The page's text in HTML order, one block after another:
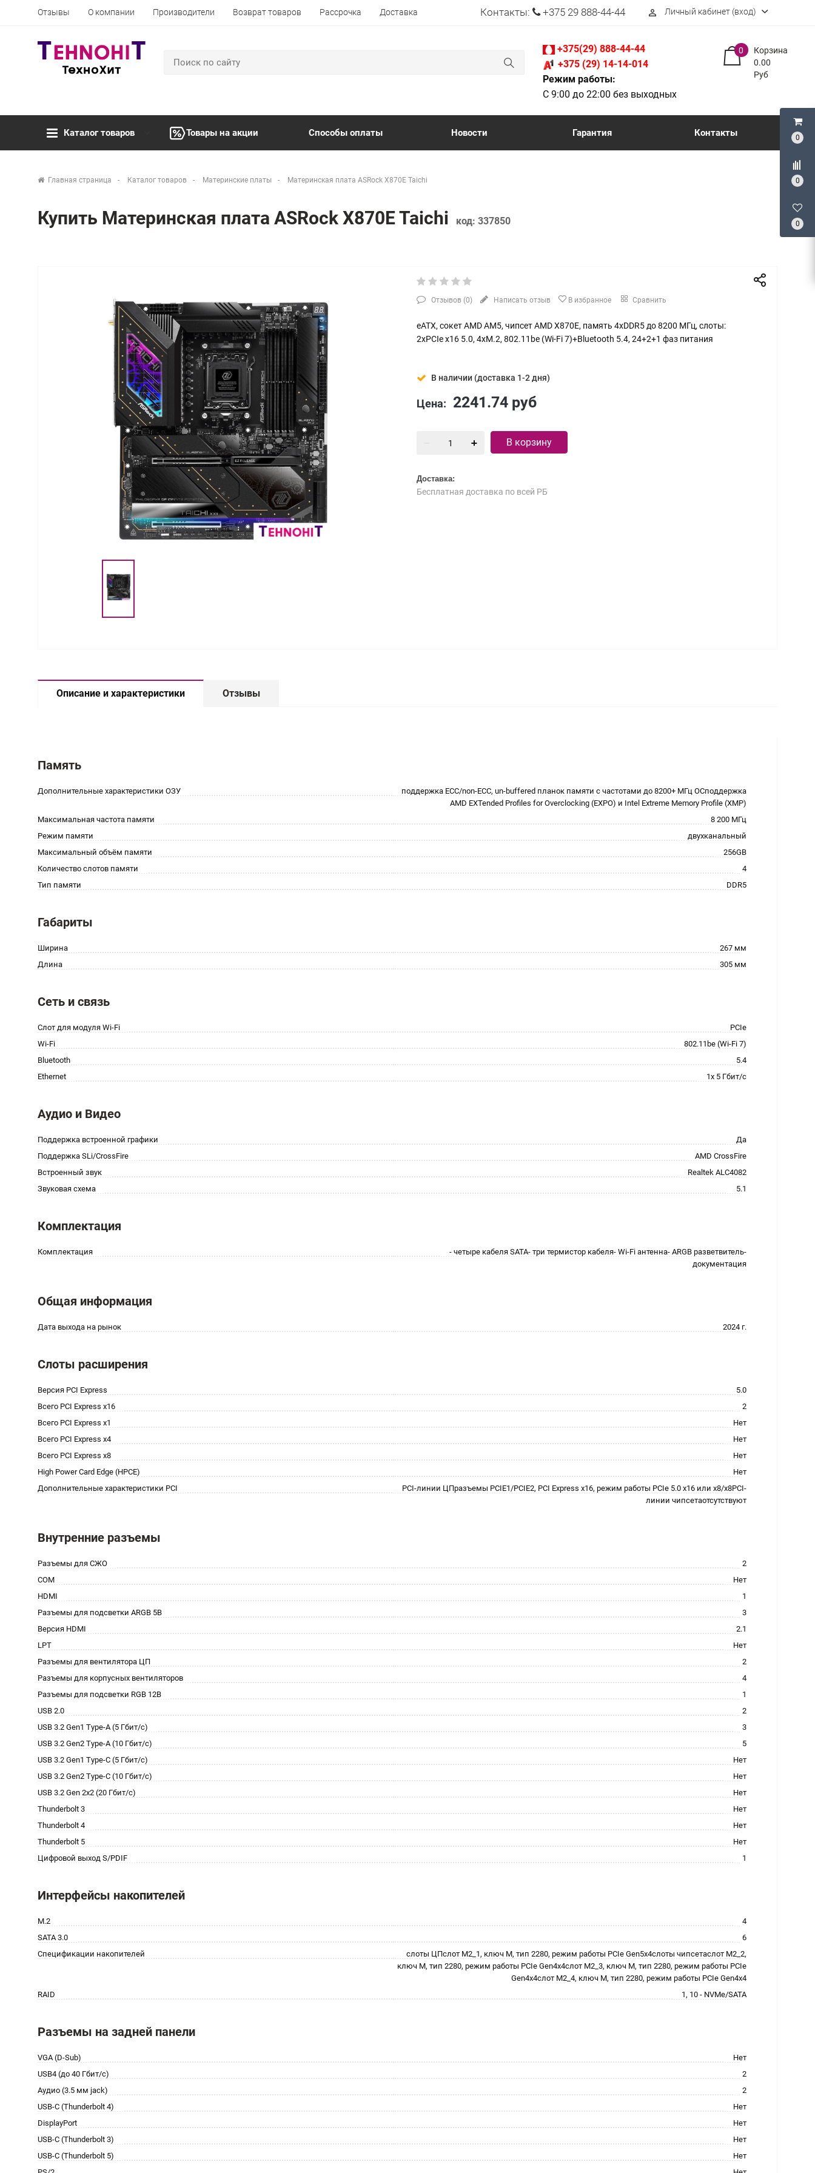
0
0
0
Отзывы О компании Производители Возврат товаров Рассрочка Доставка Контакты: +375 29 888-44-44 perm_identity Личный кабинет (вход)
+375(29) 888-44-44
+375 (29) 14-14-014
Режим работы:
С 9:00 до 22:00 без выходных
Корзина
0
0.00
Руб
Каталог товаров Товары на акции Способы оплаты Новости Гарантия Контакты
Главная страница Каталог товаров Материнские платы Материнская плата ASRock X870E Taichi
Купить Материнская плата ASRock X870E Taichi код: 337850
Отзывов (0) Написать отзыв В избранное Сравнить
eATX, сокет AMD AM5, чипсет AMD X870E, память 4xDDR5 до 8200 МГц, слоты:
2xPCIe x16 5.0, 4xM.2, 802.11be (Wi-Fi 7)+Bluetooth 5.4, 24+2+1 фаз питания
В наличии (доставка 1-2 дня)
Цена: 2241.74 руб
В корзину
Доставка:
Бесплатная доставка по всей РБ
Описание и характеристики Отзывы
Память
Дополнительные характеристики ОЗУ
поддержка ECC/non-ECC, un-buffered планок памяти с частотами до 8200+ МГц OCподдержка
AMD EXTended Profiles for Overclocking (EXPO) и Intel Extreme Memory Profile (XMP)
Максимальная частота памяти
8 200 МГц
Режим памяти
двухканальный
Максимальный объём памяти
256GB
Количество слотов памяти
4
Тип памяти
DDR5
Габариты
Ширина
267 мм
Длина
305 мм
Сеть и связь
Слот для модуля Wi-Fi
PCIe
Wi-Fi
802.11be (Wi-Fi 7)
Bluetooth
5.4
Ethernet
1x 5 Гбит/с
Аудио и Видео
Поддержка встроенной графики
Да
Поддержка SLi/CrossFire
AMD CrossFire
Встроенный звук
Realtek ALC4082
Звуковая схема
5.1
Комплектация
Комплектация
- четыре кабеля SATA- три термистор кабеля- Wi-Fi антенна- ARGB разветвитель-
документация
Общая информация
Дата выхода на рынок 2024 г.
Слоты расширения
Версия PCI Express
5.0
Всего PCI Express x16
2
Всего PCI Express x1
Нет
Всего PCI Express x4
Нет
Всего PCI Express x8
Нет
High Power Card Edge (HPCE)
Нет
Дополнительные характеристики PCI
PCI-линии ЦПразъемы PCIE1/PCIE2, PCI Express x16, режим работы PCIe 5.0 x16 или x8/x8PCI-
линии чипсетаотсутствуют
Внутренние разъемы
Разъемы для СЖО
2
COM
Нет
HDMI
1
Разъемы для подсветки ARGB 5В
3
Версия HDMI
2.1
LPT
Нет
Разъемы для вентилятора ЦП
2
Разъемы для корпусных вентиляторов
4
Разъемы для подсветки RGB 12В
1
USB 2.0
2
USB 3.2 Gen1 Type-A (5 Гбит/с)
3
USB 3.2 Gen2 Type-A (10 Гбит/с)
5
USB 3.2 Gen1 Type-C (5 Гбит/с)
Нет
USB 3.2 Gen2 Type-C (10 Гбит/с)
Нет
USB 3.2 Gen 2x2 (20 Гбит/с)
Нет
Thunderbolt 3
Нет
Thunderbolt 4
Нет
Thunderbolt 5
Нет
Цифровой выход S/PDIF
1
Интерфейсы накопителей
M.2
4
SATA 3.0
6
Спецификации накопителей
слоты ЦПслот M2_1, ключ M, тип 2280, режим работы PCIe Gen5x4слоты чипсетаслот M2_2,
ключ M, тип 2280, режим работы PCIe Gen4x4слот M2_3, ключ M, тип 2280, режим работы PCIe
Gen4x4слот M2_4, ключ M, тип 2280, режим работы PCIe Gen4x4
RAID
1, 10 - NVMe/SATA
Разъемы на задней панели
VGA (D-Sub)
Нет
USB4 (до 40 Гбит/с)
2
Аудио (3.5 мм jack)
2
USB-C (Thunderbolt 4)
Нет
DisplayPort
Нет
USB-C (Thunderbolt 3)
Нет
USB-C (Thunderbolt 5)
Нет